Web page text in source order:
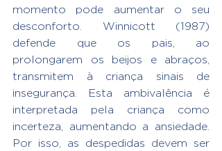
momento pode aumentar o seu
desconforto. Winnicott (1987)
defende que os pais, ao
prolongarem os beijos e abraços,
transmitem à criança sinais de
insegurança. Esta ambivalência é
interpretada pela criança como
incerteza, aumentando a ansiedade.
Por isso, as despedidas devem ser